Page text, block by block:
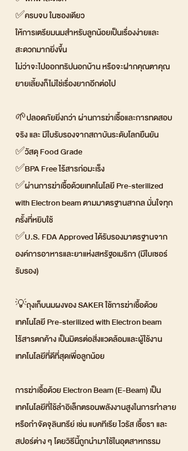
✅ครบจบ ในซองเดียว
ให้การเตรียมนมสำหรับลูกน้อยเป็นเรื่องง่ายและ
สะดวกมากยิ่งขึ้น
ไม่ว่าจะไปออกทริปนอกบ้าน หรือจะฝากคุณตาคุณ
ยายเลี้ยงก็ไม่ใช่เรื่องยากอีกต่อไป
🌱ปลอดภัยยิ่งกว่า ผ่านการฆ่าเชื้อและการทดสอบ
จริง และ มีใบรับรองจากสถาบันระดับโลกยืนยัน
✅วัสดุ Food Grade
✅BPA Free ไร้สารก่อมะเร็ง
✅ผ่านการฆ่าเชื้อด้วยเทคโนโลยี Pre-sterilized
with Electron beam ตามมาตรฐานสากล มั่นใจทุก
ครั้งที่หยิบใช้
✅U.S. FDA Approved ได้รับรองมาตรฐานจาก
องค์การอาหารและยาแห่งสหรัฐอเมริกา (มีใบเซอร์
รับรอง)
💡ถุงเก็บนมผงของ SAKER ใช้การฆ่าเชื้อด้วย
เทคโนโลยี Pre-sterilized with Electron beam
ไร้สารตกค้าง เป็นมิตรต่อสิ่งแวดล้อมและผู้ใช้งาน
เทคโนโลยีที่ดีที่สุดเพื่อลูกน้อย
การฆ่าเชื้อด้วย Electron Beam (E-Beam) เป็น
เทคโนโลยีที่ใช้ลำอิเล็กตรอนพลังงานสูงในการทำลาย
หรือกำจัดจุลินทรีย์ เช่น แบคทีเรีย ไวรัส เชื้อรา และ
สปอร์ต่าง ๆ โดยวิธีนี้ถูกนำมาใช้ในอุตสาหกรรม